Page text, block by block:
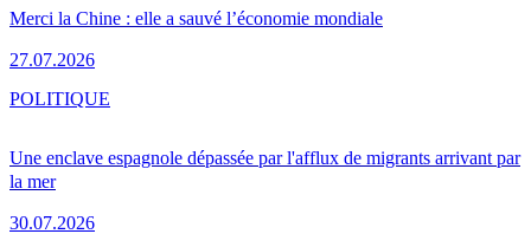
Merci la Chine : elle a sauvé l’économie mondiale
27.07.2026
Une enclave espagnole dépassée par l'afflux de migrants arrivant par
la mer
30.07.2026
POLITIQUE